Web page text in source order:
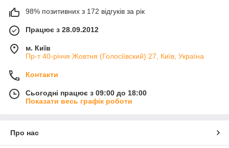
98% позитивних з 172 відгуків за рік
Працює з 28.09.2012
м. Київ
Пр-т 40-річчя Жовтня (Голосіївский) 27, Київ, Україна
Контакти
Сьогодні працює з 09:00 до 18:00
Показати весь графік роботи
Про нас